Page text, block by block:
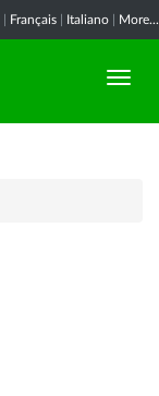
Français Italiano More...